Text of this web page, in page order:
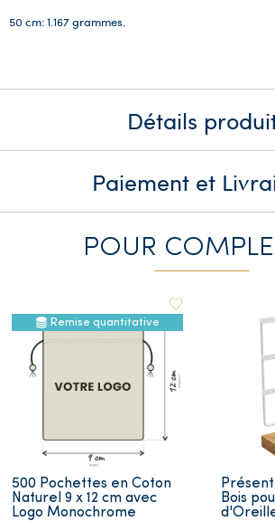
50 cm: 1.167 grammes.
Détails
Paiement et
POUR
Remise quantitative
500 Pochettes en Coton
Naturel 9 x 12 cm avec
Logo Monochrome
Bois